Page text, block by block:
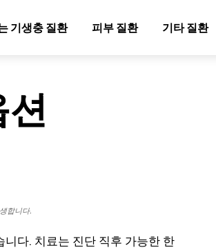
기생충 질환 피부 질환 기타 질환
합니다.
다. 치료는 진단 직후 가능한 한